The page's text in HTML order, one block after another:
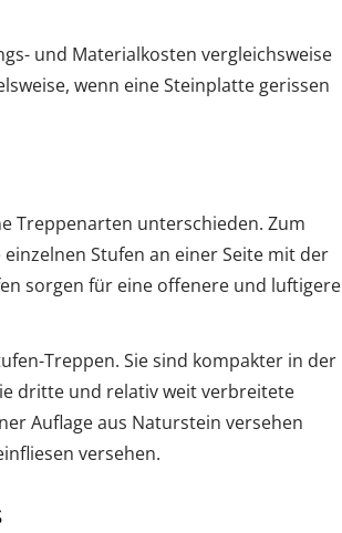
und Materialkosten vergleichsweise
wenn eine Steinplatte gerissen
Treppenarten unterschieden. Zum
Stufen an einer Seite mit der
sorgen für eine offenere und luftigere
Treppen. Sie sind kompakter in der
dritte und relativ weit verbreitete
Auflage aus Naturstein versehen
versehen.